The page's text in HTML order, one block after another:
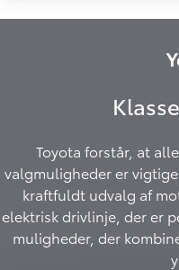
Toyota forstår, at
valgmuligheder er
kraftfuldt udvalg af
elektrisk drivlinje, der er
muligheder, der